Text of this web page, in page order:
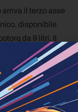
il terzo asse
disponibile
da 9 litri. Il
9%,
ristretti e
delle missioni
dei